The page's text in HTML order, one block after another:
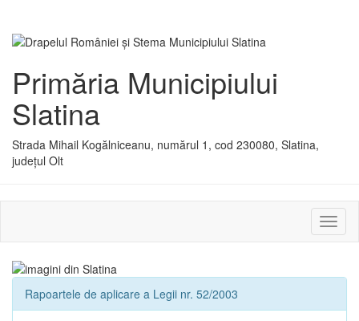
Primăria Municipiului
Slatina
Strada Mihail Kogălniceanu, numărul 1, cod 230080, Slatina,
județul Olt
sau
Rapoartele de aplicare a Legii nr. 52/2003